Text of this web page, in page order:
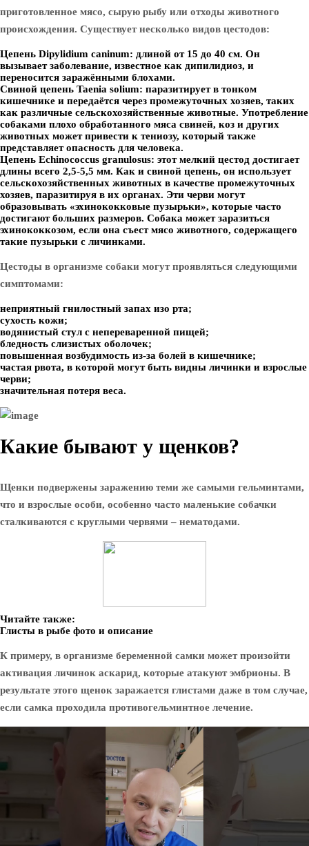
приготовленное мясо, сырую рыбу или отходы животного
происхождения. Существует несколько видов цестодов:
Цепень Dipylidium caninum: длиной от 15 до 40 см. Он
вызывает заболевание, известное как дипилидиоз, и
переносится заражёнными блохами.
Свиной цепень Taenia solium: паразитирует в тонком
кишечнике и передаётся через промежуточных хозяев, таких
как различные сельскохозяйственные животные. Употребление
собаками плохо обработанного мяса свиней, коз и других
животных может привести к тениозу, который также
представляет опасность для человека.
Цепень Echinococcus granulosus: этот мелкий цестод достигает
длины всего 2,5-5,5 мм. Как и свиной цепень, он использует
сельскохозяйственных животных в качестве промежуточных
хозяев, паразитируя в их органах. Эти черви могут
образовывать «эхинококковые пузырьки», которые часто
достигают больших размеров. Собака может заразиться
эхинококкозом, если она съест мясо животного, содержащего
такие пузырьки с личинками.
Цестоды в организме собаки могут проявляться следующими
симптомами:
неприятный гнилостный запах изо рта;
сухость кожи;
водянистый стул с непереваренной пищей;
бледность слизистых оболочек;
повышенная возбудимость из-за болей в кишечнике;
частая рвота, в которой могут быть видны личинки и взрослые
черви;
значительная потеря веса.
Какие бывают у щенков?
Щенки подвержены заражению теми же самыми гельминтами,
что и взрослые особи, особенно часто маленькие собачки
сталкиваются с круглыми червями – нематодами.
Читайте также:
Глисты в рыбе фото и описание
К примеру, в организме беременной самки может произойти
активация личинок аскарид, которые атакуют эмбрионы. В
результате этого щенок заражается глистами даже в том случае,
если самка проходила противогельминтное лечение.